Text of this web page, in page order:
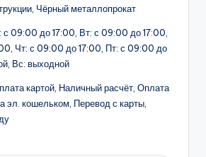
Чёрный металлопрокат
с 09:00 до 17:00, Вт: с 09:00 до 17:00,
Чт: с 09:00 до 17:00, Пт: с 09:00 до
Вс: выходной
картой, Наличный расчёт, Оплата
эл. кошельком, Перевод с карты,